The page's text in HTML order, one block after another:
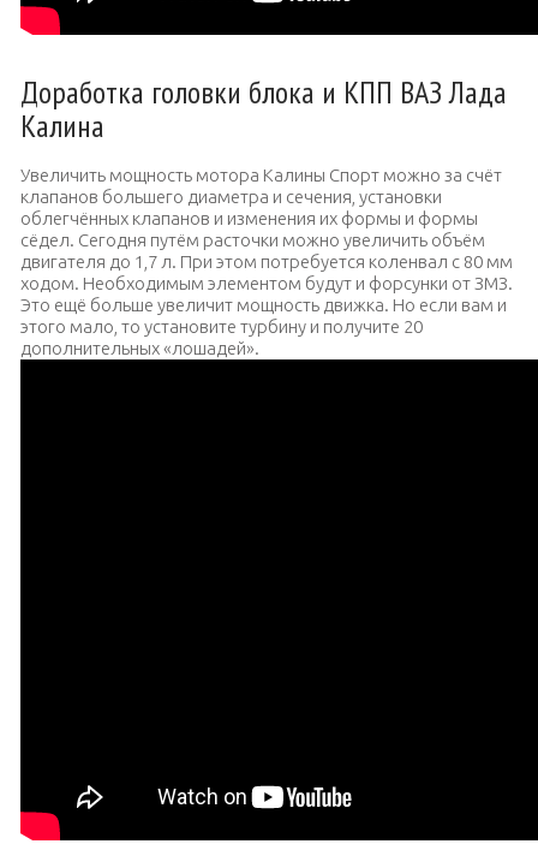
Доработка головки блока и КПП ВАЗ Лада
Калина
Увеличить мощность мотора Калины Спорт можно за счёт
клапанов большего диаметра и сечения, установки
облегчённых клапанов и изменения их формы и формы
сёдел. Сегодня путём расточки можно увеличить объём
двигателя до 1,7 л. При этом потребуется коленвал с 80 мм
ходом. Необходимым элементом будут и форсунки от ЗМЗ.
Это ещё больше увеличит мощность движка. Но если вам и
этого мало, то установите турбину и получите 20
дополнительных «лошадей».